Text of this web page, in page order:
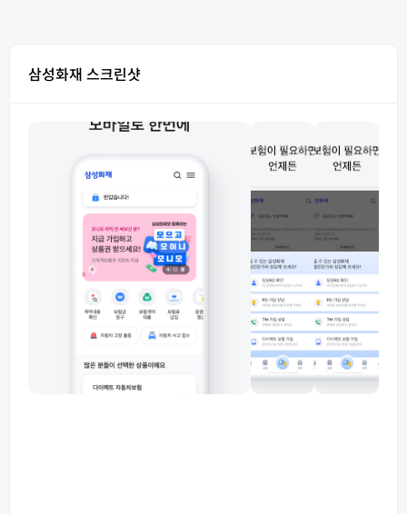
삼성화재 스크린샷